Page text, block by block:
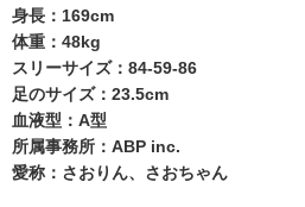
身長：169cm
体重：48kg
スリーサイズ：84-59-86
足のサイズ：23.5cm
血液型：A型
所属事務所：ABP inc.
愛称：さおりん、さおちゃん